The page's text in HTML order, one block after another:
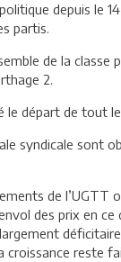
depuis le
partis.
de la
2.
le départ de tout
syndicale sont
de
des prix en
reste